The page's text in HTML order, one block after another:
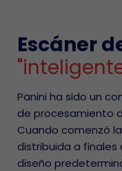
Escáner
Panini ha sido un
de procesamiento
Cuando comenzó
distribuida a finales
diseño